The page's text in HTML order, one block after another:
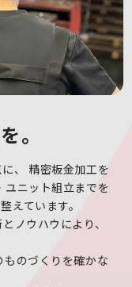
。
、
精密板金加工を
ユニット組立までを
えています。
ノウハウにより、
ものづくりを確かな